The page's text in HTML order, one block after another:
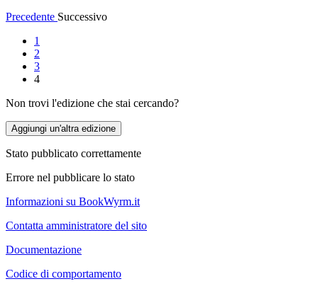
Precedente Successivo
1
2
3
4
Non trovi l'edizione che stai cercando?
Aggiungi un'altra edizione
Stato pubblicato correttamente
Errore nel pubblicare lo stato
Informazioni su BookWyrm.it
Contatta amministratore del sito
Documentazione
Codice di comportamento